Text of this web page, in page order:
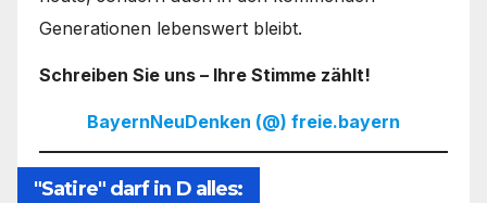
Generationen lebenswert bleibt.
Schreiben Sie uns – Ihre Stimme zählt!
BayernNeuDenken (@) freie.bayern
"Satire" darf in D alles: